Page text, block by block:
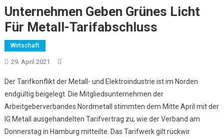
Unternehmen Geben Grünes Licht
Für Metall-Tarifabschluss
Wirtschaft
29. April 2021
Der Tarifkonflikt der Metall- und Elektroindustrie ist im Norden
endgültig beigelegt. Die Mitgliedsunternehmen der
Arbeitgeberverbandes Nordmetall stimmten dem Mitte April mit der
IG Metall ausgehandelten Tarifvertrag zu, wie der Verband am
Donnerstag in Hamburg mitteilte. Das Tarifwerk gilt rückwir